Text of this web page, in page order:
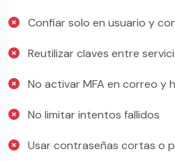
Confiar solo en usuario y
Reutilizar claves entre
No activar MFA en correo y
No limitar intentos fallidos
Usar contraseñas cortas o